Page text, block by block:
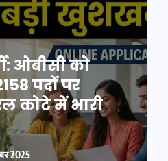
ओबीसी को
पदों पर
कोटे में भारी
2025